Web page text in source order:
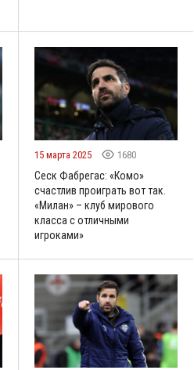
15 марта 2025 1680
Сеск Фабрегас: «Комо»
счастлив проиграть вот так.
«Милан» – клуб мирового
класса с отличными
игроками»